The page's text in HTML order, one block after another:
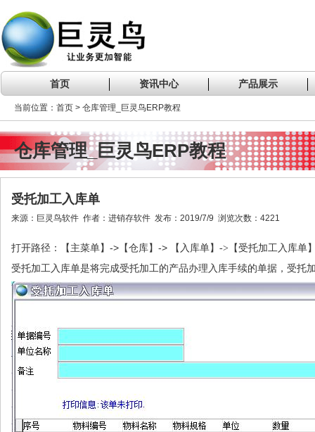
首页 资讯中心 产品展示
当前位置：首页 > 仓库管理_巨灵鸟ERP教程
仓库管理_巨灵鸟ERP教程
受托加工入库单
来源：巨灵鸟软件 作者：进销存软件 发布：2019/7/9 浏览次数：4221
打开路径：【主菜单】 -> 【仓库】 ->
【入库单】->【受托加工入库单
受托加工入库单是将完成受托加工的产品办理入库手续的单据，受托